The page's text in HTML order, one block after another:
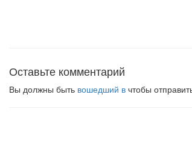
Оставьте комментарий
Вы должны быть вошедший в чтобы